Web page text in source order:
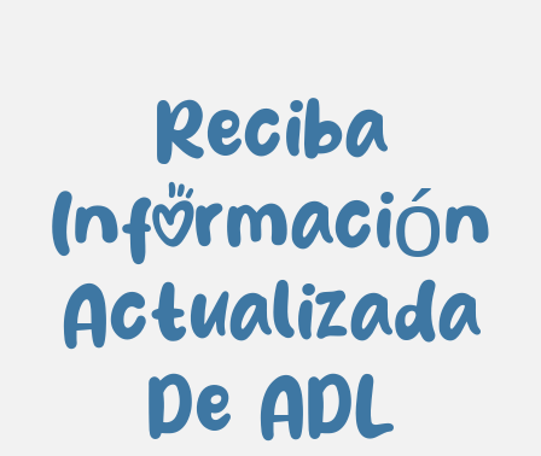
Reciba
Información
Actualizada
De ADL